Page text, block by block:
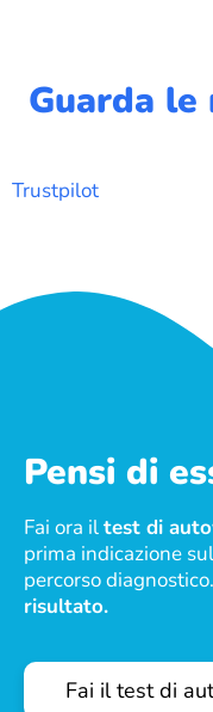
Guarda le
Trustpilot
Pensi di
Fai ora iltest di
prima indicazione
percorso diagnostico.
risultato.
Fai il test di